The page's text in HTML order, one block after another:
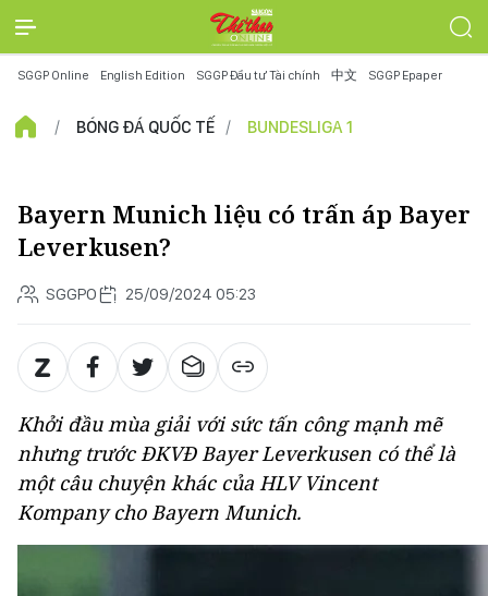
SGGP Online English Edition SGGP Đầu tư Tài chính 中文 SGGP Epaper
BÓNG ĐÁ QUỐC TẾ BUNDESLIGA 1
Bayern Munich liệu có trấn áp Bayer
Leverkusen?
SGGPO 25/09/2024 05:23
Khởi đầu mùa giải với sức tấn công mạnh mẽ
nhưng trước ĐKVĐ Bayer Leverkusen có thể là
một câu chuyện khác của HLV Vincent
Kompany cho Bayern Munich.